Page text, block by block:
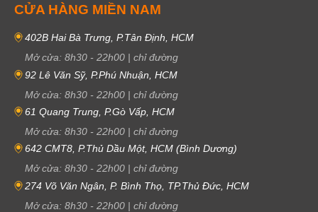
CỬA HÀNG MIỀN NAM
402B Hai Bà Trưng, P.Tân Định, HCM
Mở cửa: 8h30 - 22h00 | chỉ đường
92 Lê Văn Sỹ, P.Phú Nhuận, HCM
Mở cửa: 8h30 - 22h00 | chỉ đường
61 Quang Trung, P.Gò Vấp, HCM
Mở cửa: 8h30 - 22h00 | chỉ đường
642 CMT8, P.Thủ Dầu Một, HCM (Bình Dương)
Mở cửa: 8h30 - 22h00 | chỉ đường
274 Võ Văn Ngân, P. Bình Thọ, TP.Thủ Đức, HCM
Mở cửa: 8h30 - 22h00 | chỉ đường